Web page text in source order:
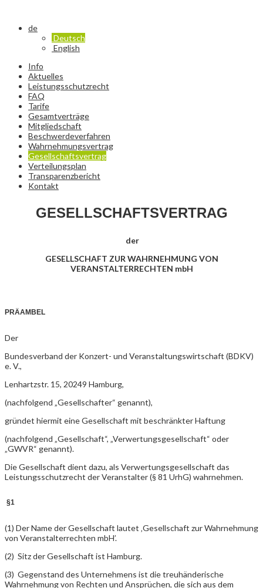
de
Deutsch
English
Info
Aktuelles
Leistungsschutzrecht
FAQ
Tarife
Gesamtverträge
Mitgliedschaft
Beschwerdeverfahren
Wahrnehmungsvertrag
Gesellschaftsvertrag
Verteilungsplan
Transparenzbericht
Kontakt
GESELLSCHAFTSVERTRAG
der
GESELLSCHAFT ZUR WAHRNEHMUNG VON
VERANSTALTERRECHTEN mbH
PRÄAMBEL
Der
Bundesverband der Konzert- und Veranstaltungswirtschaft (BDKV)
e. V.,
Lenhartzstr. 15, 20249 Hamburg,
(nachfolgend „Gesellschafter“ genannt),
gründet hiermit eine Gesellschaft mit beschränkter Haftung
(nachfolgend „Gesellschaft“, „Verwertungsgesellschaft“ oder
„GWVR“ genannt).
Die Gesellschaft dient dazu, als Verwertungsgesellschaft das
Leistungsschutzrecht der Veranstalter (§ 81 UrhG) wahrnehmen.
§1
(1) Der Name der Gesellschaft lautet ‚Gesellschaft zur Wahrnehmung
von Veranstalterrechten mbH’.
(2) Sitz der Gesellschaft ist Hamburg.
(3) Gegenstand des Unternehmens ist die treuhänderische
Wahrnehmung von Rechten und Ansprüchen, die sich aus dem